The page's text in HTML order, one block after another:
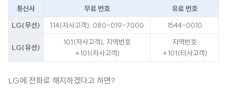
통신사 무료 번호
유료 번호
LG(무선)
114(자사고객), 080-019-7000 1544-0010
LG(유선)
101(자사고객), 지역번호
+101(자사고객)
지역번호
+101(타사고객)
LG에 전화로 해지하겠다고 하면?